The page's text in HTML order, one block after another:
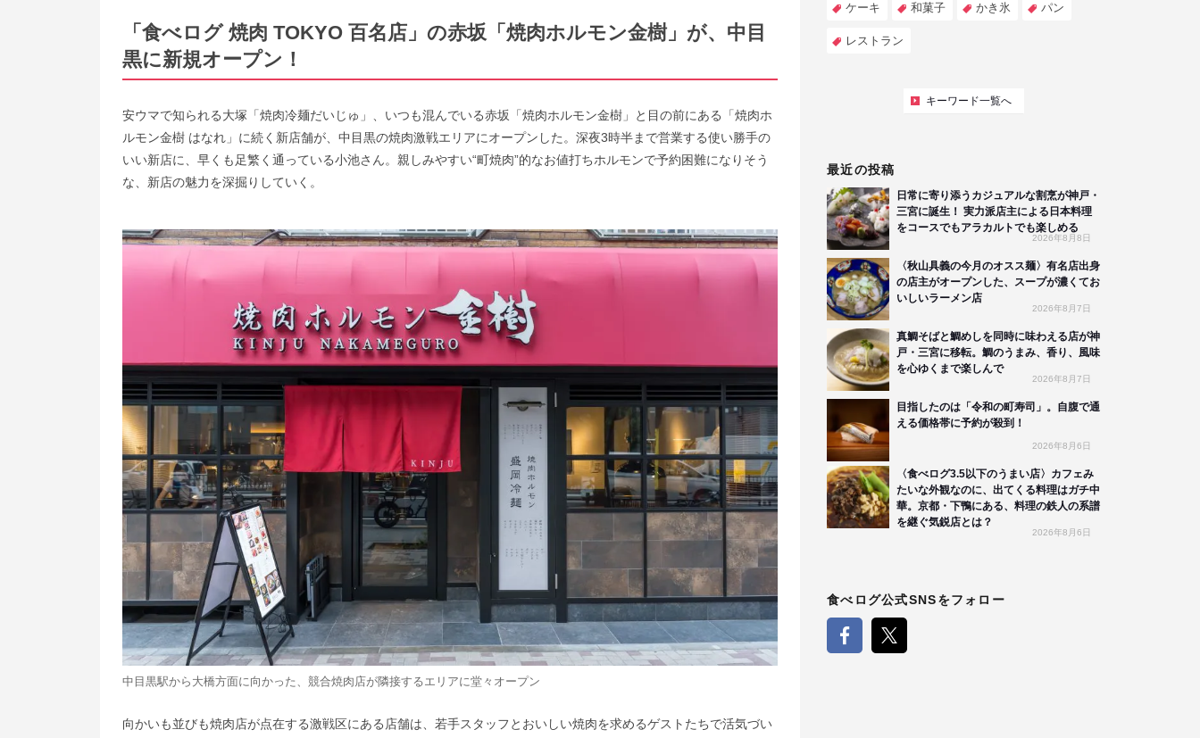
「食べログ 焼肉 TOKYO 百名店」の赤坂「焼肉ホルモン金樹」が、中目
黒に新規オープン！
安ウマで知られる大塚「焼肉冷麺だいじゅ」、いつも混んでいる赤坂「焼肉ホルモン金樹」と目の前にある「焼肉ホ
ルモン金樹 はなれ」に続く新店舗が、中目黒の焼肉激戦エリアにオープンした。深夜3時半まで営業する使い勝手の
いい新店に、早くも足繁く通っている小池さん。親しみやすい“町焼肉”的なお値打ちホルモンで予約困難になりそう
な、新店の魅力を深掘りしていく。
中目黒駅から大橋方面に向かった、競合焼肉店が隣接するエリアに堂々オープン
向かいも並びも焼肉店が点在する激戦区にある店舗は、若手スタッフとおいしい焼肉を求めるゲストたちで活気づい
ケーキ 和菓子 かき氷 パン
レストラン
キーワード一覧へ
最近の投稿
日常に寄り添うカジュアルな割烹が神戸・
三宮に誕生！ 実力派店主による日本料理
をコースでもアラカルトでも楽しめる
2026年8月8日
〈秋山具義の今月のオスス麺〉有名店出身
の店主がオープンした、スープが濃くてお
いしいラーメン店
2026年8月7日
真鯛そばと鯛めしを同時に味わえる店が神
戸・三宮に移転。鯛のうまみ、香り、風味
を心ゆくまで楽しんで
2026年8月7日
目指したのは「令和の町寿司」。自腹で通
える価格帯に予約が殺到！
2026年8月6日
〈食べログ3.5以下のうまい店〉カフェみ
たいな外観なのに、出てくる料理はガチ中
華。京都・下鴨にある、料理の鉄人の系譜
を継ぐ気鋭店とは？
2026年8月6日
食べログ公式SNSをフォロー